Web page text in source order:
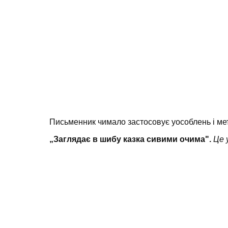
Письменник чимало застосовує уособлень і
„Заглядає в шибу казка сивими очима". Це